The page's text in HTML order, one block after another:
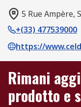
5 Rue Ampère,
+(33) 477539000
https://
Rimani
prodotto e